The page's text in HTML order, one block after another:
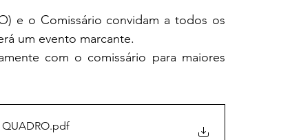
e o Comissário convidam a todos os
um evento marcante.
com o comissário para maiores
QUADRO.pdf